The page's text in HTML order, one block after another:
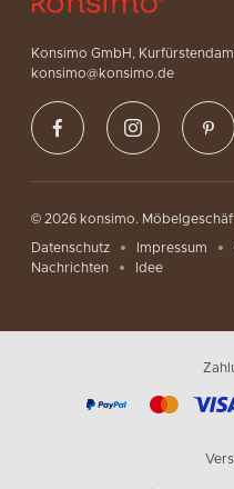
Konsimo GmbH,
konsimo@konsimo.de
© 2026 konsimo.
Datenschutz Impressum
Nachrichten
Idee